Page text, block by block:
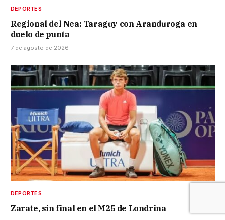
DEPORTES
Regional del Nea: Taraguy con Aranduroga en
duelo de punta
7 de agosto de 2026
DEPORTES
Zarate, sin final en el M25 de Londrina